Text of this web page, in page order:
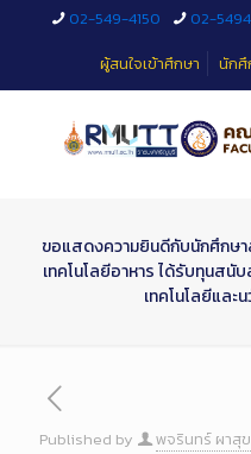
02-549-4150 02-
ผู้สนใจเข้าศึกษา
นักศึ
ขอแสดงความยินดีกับนักศึกษา
เทคโนโลยีอาหาร ได้รับทุนส
เทคโนโลยีและ
Published by พจรินทร์ ผาสุข